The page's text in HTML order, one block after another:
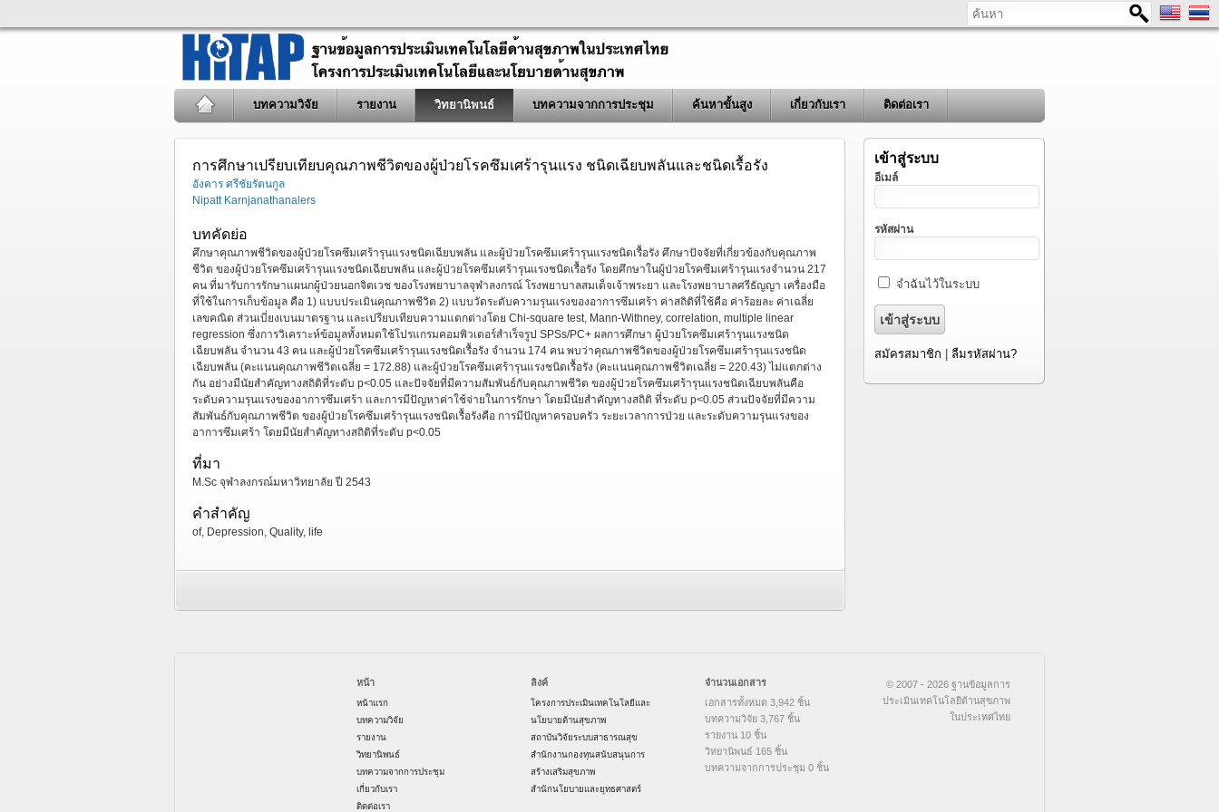
ค้นหา
บทความวิจัย รายงาน วิทยานิพนธ์ บทความจากการประชุม ค้นหาขั้นสูง เกี่ยวกับเรา ติดต่อเรา
การศึกษาเปรียบเทียบคุณภาพชีวิตของผู้ป่วยโรคซึมเศร้ารุนแรง ชนิดเฉียบพลันและชนิดเรื้อรัง
อังคาร ศรีชัยรัตนกูล
Nipatt Karnjanathanalers
บทคัดย่อ
ศึกษาคุณภาพชีวิตของผู้ป่วยโรคซึมเศร้ารุนแรงชนิดเฉียบพลัน และผู้ป่วยโรคซึมเศร้ารุนแรงชนิดเรื้อรัง ศึกษาปัจจัยที่เกี่ยวข้องกับคุณภาพ
ชีวิต ของผู้ป่วยโรคซึมเศร้ารุนแรงชนิดเฉียบพลัน และผู้ป่วยโรคซึมเศร้ารุนแรงชนิดเรื้อรัง โดยศึกษาในผู้ป่วยโรคซึมเศร้ารุนแรงจำนวน 217
คน ที่มารับการรักษาแผนกผู้ป่วยนอกจิตเวช ของโรงพยาบาลจุฬาลงกรณ์ โรงพยาบาลสมเด็จเจ้าพระยา และโรงพยาบาลศรีธัญญา เครื่องมือ
ที่ใช้ในการเก็บข้อมูล คือ 1) แบบประเมินคุณภาพชีวิต 2) แบบวัดระดับความรุนแรงของอาการซึมเศร้า ค่าสถิติที่ใช้คือ ค่าร้อยละ ค่าเฉลี่ย
เลขคณิต ส่วนเบี่ยงเบนมาตรฐาน และเปรียบเทียบความแตกต่างโดย Chi-square test, Mann-Withney, correlation, multiple linear
regression ซึ่งการวิเคราะห์ข้อมูลทั้งหมดใช้โปรแกรมคอมพิวเตอร์สำเร็จรูป SPSs/PC+ ผลการศึกษา ผู้ป่วยโรคซึมเศร้ารุนแรงชนิด
เฉียบพลัน จำนวน 43 คน และผู้ป่วยโรคซึมเศร้ารุนแรงชนิดเรื้อรัง จำนวน 174 คน พบว่าคุณภาพชีวิตของผู้ป่วยโรคซึมเศร้ารุนแรงชนิด
เฉียบพลัน (คะแนนคุณภาพชีวิตเฉลี่ย = 172.88) และผู้ป่วยโรคซึมเศร้ารุนแรงชนิดเรื้อรัง (คะแนนคุณภาพชีวิตเฉลี่ย = 220.43) ไม่แตกต่าง
กัน อย่างมีนัยสำคัญทางสถิติที่ระดับ p<0.05 และปัจจัยที่มีความสัมพันธ์กับคุณภาพชีวิต ของผู้ป่วยโรคซึมเศร้ารุนแรงชนิดเฉียบพลันคือ
ระดับความรุนแรงของอาการซึมเศร้า และการมีปัญหาค่าใช้จ่ายในการรักษา โดยมีนัยสำคัญทางสถิติ ที่ระดับ p<0.05 ส่วนปัจจัยที่มีความ
สัมพันธ์กับคุณภาพชีวิต ของผู้ป่วยโรคซึมเศร้ารุนแรงชนิดเรื้อรังคือ การมีปัญหาครอบครัว ระยะเวลาการป่วย และระดับความรุนแรงของ
อาการซึมเศร้า โดยมีนัยสำคัญทางสถิติที่ระดับ p<0.05
ที่มา
M.Sc จุฬาลงกรณ์มหาวิทยาลัย ปี 2543
คำสำคัญ
of, Depression, Quality, life
เข้าสู่ระบบ
อีเมล์
รหัสผ่าน
จำฉันไว้ในระบบ
สมัครสมาชิก ลืมรหัสผ่าน?
หน้า
หน้าแรก
บทความวิจัย
รายงาน
วิทยานิพนธ์
บทความจากการประชุม
เกี่ยวกับเรา
ติดต่อเรา
ลิงค์
โครงการประเมินเทคโนโลยีและ
นโยบายด้านสุขภาพ
สถาบันวิจัยระบบสาธารณสุข
สำนักงานกองทุนสนับสนุนการ
สร้างเสริมสุขภาพ
สำนักนโยบายและยุทธศาสตร์
จำนวนเอกสาร
เอกสารทั้งหมด 3,942 ชิ้น
บทความวิจัย 3,767 ชิ้น
รายงาน 10 ชิ้น
วิทยานิพนธ์ 165 ชิ้น
บทความจากการประชุม 0 ชิ้น
© 2007 - 2026 ฐานข้อมูลการ
ประเมินเทคโนโลยีด้านสุขภาพ
ในประเทศไทย